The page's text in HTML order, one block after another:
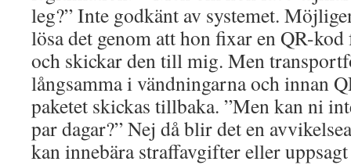
leg?” Inte godkänt av systemet.
lösa det genom att hon fixar en QR-
och skickar den till mig. Men
långsamma i vändningarna och innan
paketet skickas tillbaka. ”Men kan ni
par dagar?” Nej då blir det en
kan innebära straffavgifter eller